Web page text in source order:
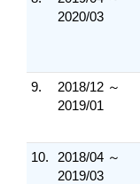
2020/03
9.
2018/12 ～
2019/01
10.
2018/04 ～
2019/03